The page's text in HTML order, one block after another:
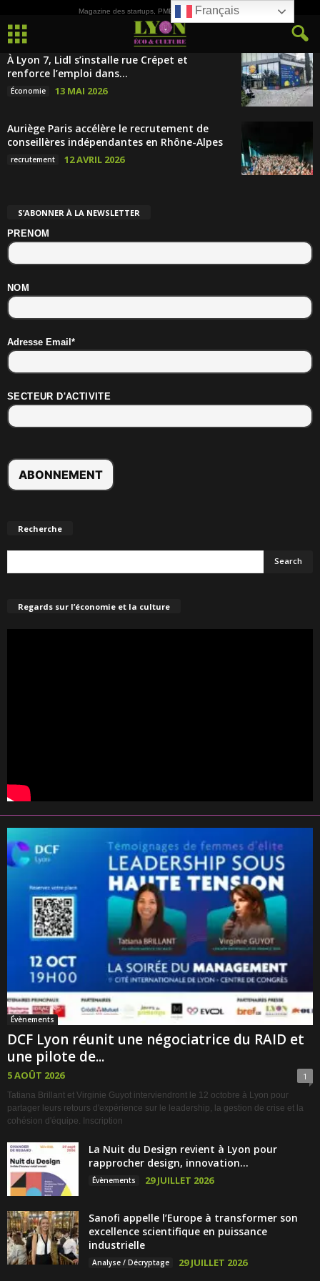
Magazine des startups, PME, ETI et de la Culture
À Lyon 7, Lidl s’installe rue Crépet et
renforce l’emploi dans...
Économie 13 MAI 2026
Auriège Paris accélère le recrutement de
conseillères indépendantes en Rhône-Alpes
recrutement 12 AVRIL 2026
S’ABONNER À LA NEWSLETTER
PRENOM
NOM
Adresse Email*
SECTEUR D'ACTIVITE
Recherche
Regards sur l’économie et la culture
Évènements
DCF Lyon réunit une négociatrice du RAID et
une pilote de...
5 AOÛT 2026 1
Tatiana Brillant et Virginie Guyot interviendront le 12 octobre à Lyon pour
partager leurs retours d'expérience sur le leadership, la gestion de crise et la
cohésion d'équipe. Inscription
La Nuit du Design revient à Lyon pour
rapprocher design, innovation...
Évènements 29 JUILLET 2026
Sanofi appelle l’Europe à transformer son
excellence scientifique en puissance
industrielle
Analyse / Décryptage 29 JUILLET 2026
Français